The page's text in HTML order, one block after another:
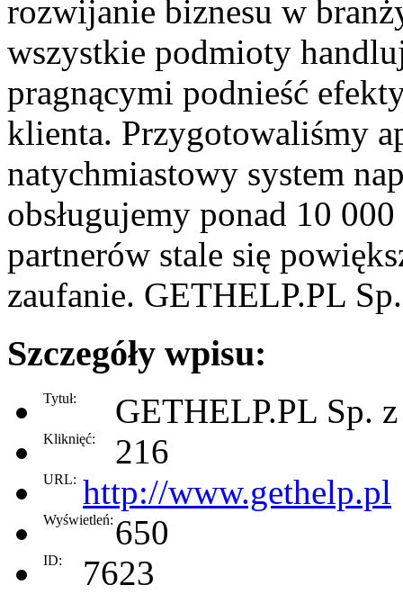
rozwijanie biznesu w
wszystkie podmioty
pragnącymi podnieść
klienta. Przygotowaliśmy
natychmiastowy system
obsługujemy ponad 10
partnerów stale się
zaufanie. GETHELP.PL
Szczegóły wpisu:
Tytuł: GETHELP.PL Sp.
Kliknięć: 216
URL: http://www.gethelp.pl
Wyświetleń: 650
ID: 7623